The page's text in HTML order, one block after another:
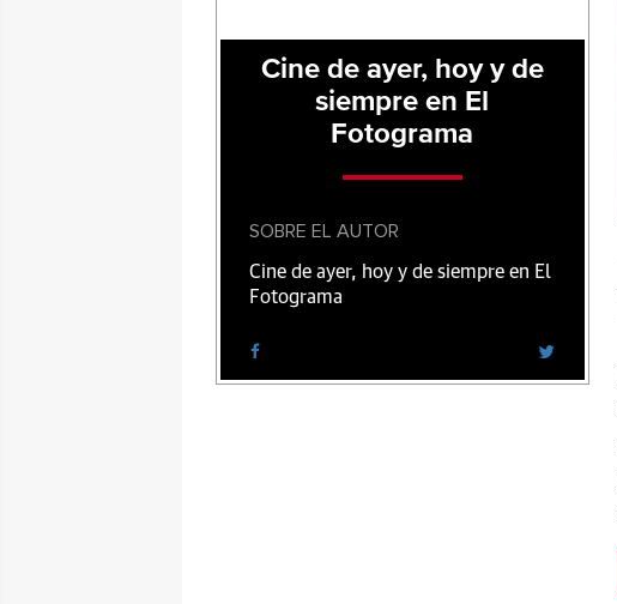
Cine de ayer, hoy y de
siempre en El
Fotograma
SOBRE EL AUTOR
Cine de ayer, hoy y de siempre en El
Fotograma